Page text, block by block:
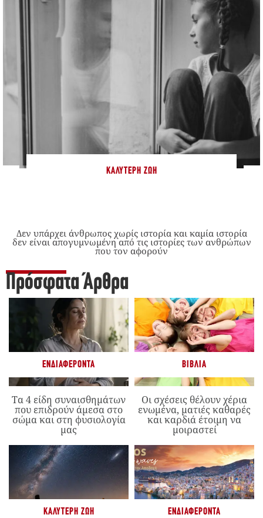
ΚΑΛΎΤΕΡΗ ΖΩΉ
Δεν υπάρχει άνθρωπος χωρίς ιστορία και καμία ιστορία
δεν είναι απογυμνωμένη από τις ιστορίες των ανθρώπων
που τον αφορούν
Πρόσφατα Άρθρα
ΕΝΔΙΑΦΈΡΟΝΤΑ
Τα 4 είδη συναισθημάτων
που επιδρούν άμεσα στο
σώμα και στη φυσιολογία
μας
ΒΙΒΛΊΑ
Οι σχέσεις θέλουν χέρια
ενωμένα, ματιές καθαρές
και καρδιά έτοιμη να
μοιραστεί
ΚΑΛΎΤΕΡΗ ΖΩΉ ΕΝΔΙΑΦΈΡΟΝΤΑ